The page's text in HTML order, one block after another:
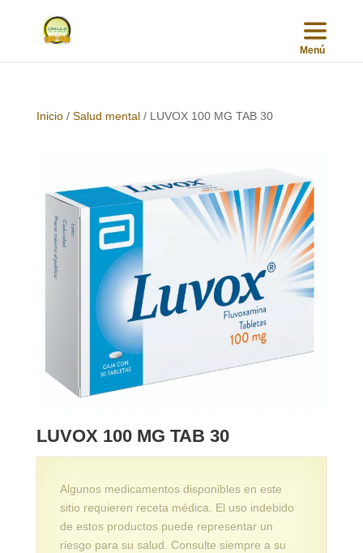
Inicio/ Salud mental/ LUVOX 100 MG TAB 30
LUVOX 100 MG TAB 30
Algunos medicamentos disponibles en este
sitio requieren receta médica. El uso indebido
de estos productos puede representar un
riesgo para su salud. Consulte siempre a su